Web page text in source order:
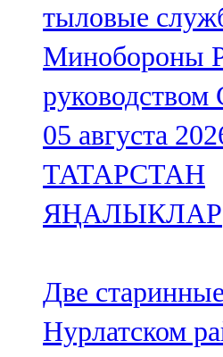
тыловые
Минобороны
руководством
05 августа
ТАТАРСТАН
ЯҢАЛЫКЛАР
Две
Нурлатском